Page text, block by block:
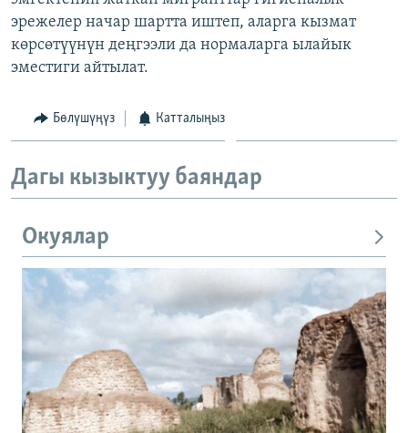
эрежелер начар шартта иштеп, аларга кызмат
көрсөтүүнүн деңгээли да нормаларга ылайык
эместиги айтылат.
Бөлүшүңүз Катталыңыз
Дагы кызыктуу баяндар
Окуялар